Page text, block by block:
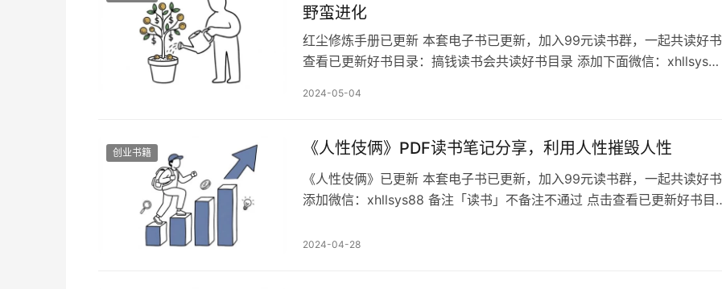
野蛮进化
红尘修炼手册已更新 本套电子书已更新，加入99元读书群，一起共读好书
查看已更新好书目录：搞钱读书会共读好书目录 添加下面微信：xhllsys88
是做利他之行。做…
2024-05-04
创业书籍 《人性伎俩》PDF读书笔记分享，利用人性摧毁人性
《人性伎俩》已更新 本套电子书已更新，加入99元读书群，一起共读好书
添加微信：xhllsys88 备注「读书」不备注不通过 点击查看已更新好书目
性的关系。男女之间所谓的爱情，是人性和价值的“综合”！ 爱情，不过是
2024-04-28